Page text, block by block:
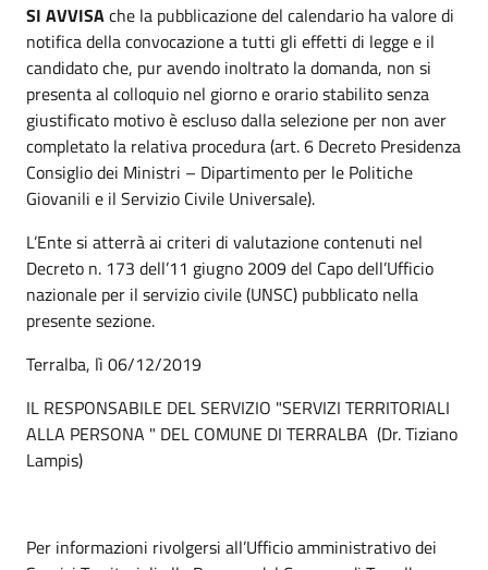
SI AVVISAche la pubblicazione del calendario ha valore di
notifica della convocazione a tutti gli effetti di legge e il
candidato che, pur avendo inoltrato la domanda, non si
presenta al colloquio nel giorno e orario stabilito senza
giustificato motivo è escluso dalla selezione per non aver
completato la relativa procedura (art. 6 Decreto Presidenza
Consiglio dei Ministri – Dipartimento per le Politiche
Giovanili e il Servizio Civile Universale).
L’Ente si atterrà ai criteri di valutazione contenuti nel
Decreto n. 173 dell’11 giugno 2009 del Capo dell’Ufficio
nazionale per il servizio civile (UNSC) pubblicato nella
presente sezione.
Terralba, lì 06/12/2019
IL RESPONSABILE DEL SERVIZIO "SERVIZI TERRITORIALI
ALLA PERSONA " DEL COMUNE DI TERRALBA (Dr. Tiziano
Lampis)
Per informazioni rivolgersi all’Ufficio amministrativo dei